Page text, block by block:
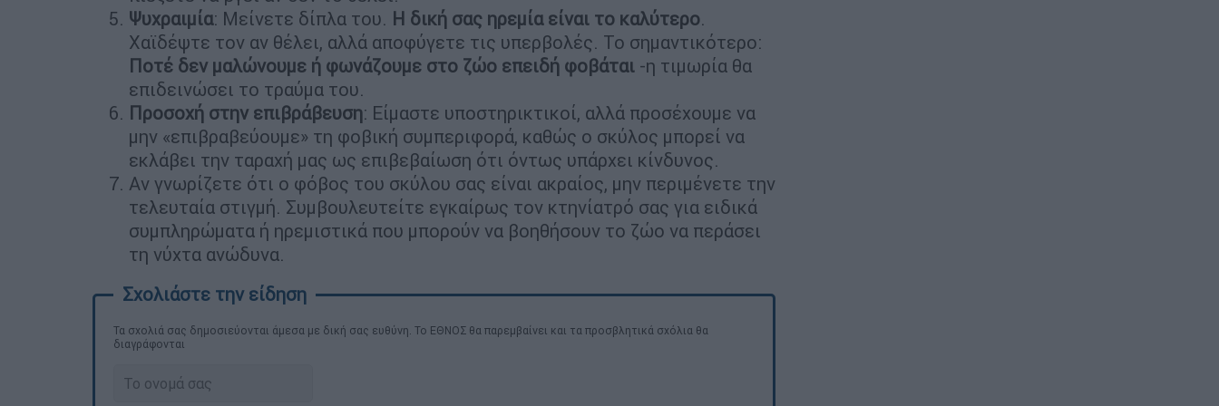
Ψυχραιμία: Μείνετε δίπλα του. Η δική σας ηρεμία είναι το καλύτερο.
Χαϊδέψτε τον αν θέλει, αλλά αποφύγετε τις υπερβολές. Το σημαντικότερο:
Ποτέ δεν μαλώνουμε ή φωνάζουμε στο ζώο επειδή φοβάται -η τιμωρία θα
επιδεινώσει το τραύμα του.
Προσοχή στην επιβράβευση: Είμαστε υποστηρικτικοί, αλλά προσέχουμε να
μην «επιβραβεύουμε» τη φοβική συμπεριφορά, καθώς ο σκύλος μπορεί να
εκλάβει την ταραχή μας ως επιβεβαίωση ότι όντως υπάρχει κίνδυνος.
Αν γνωρίζετε ότι ο φόβος του σκύλου σας είναι ακραίος, μην περιμένετε την
τελευταία στιγμή. Συμβουλευτείτε εγκαίρως τον κτηνίατρό σας για ειδικά
συμπληρώματα ή ηρεμιστικά που μπορούν να βοηθήσουν το ζώο να περάσει
τη νύχτα ανώδυνα.
Τα σχολιά σας δημοσιεύονται άμεσα με δική σας ευθύνη. Το ΕΘΝΟΣ θα παρεμβαίνει και τα προσβλητικά σχόλια θα
διαγράφονται